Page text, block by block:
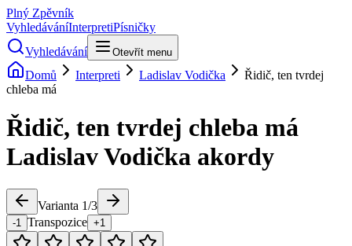
Plný Zpěvník
VyhledáváníInterpretiPísničky
Vyhledávání
Otevřít menu
Domů Interpreti Ladislav Vodička
Řidič, ten tvrdej
chleba má
Řidič, ten tvrdej chleba má
Ladislav Vodička akordy
Varianta 1/3
-1 Transpozice +1